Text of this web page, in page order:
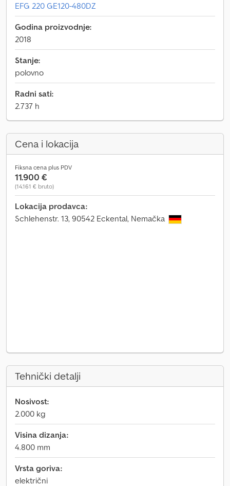
EFG 220 GE120-480DZ
Godina proizvodnje:
2018
Stanje:
polovno
Radni sati:
2.737 h
Cena i lokacija
Fiksna cena plus PDV
11.900 €
(14.161 € bruto)
Lokacija prodavca:
Schlehenstr. 13, 90542 Eckental, Nemačka
Tehnički detalji
Nosivost:
2.000 kg
Visina dizanja:
4.800 mm
Vrsta goriva:
električni